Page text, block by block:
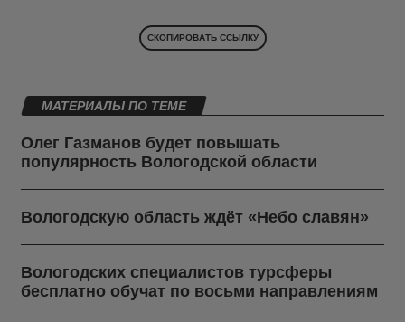
СКОПИРОВАТЬ ССЫЛКУ
МАТЕРИАЛЫ ПО ТЕМЕ
Олег Газманов будет повышать
популярность Вологодской области
Вологодскую область ждёт «Небо славян»
Вологодских специалистов турсферы
бесплатно обучат по восьми направлениям